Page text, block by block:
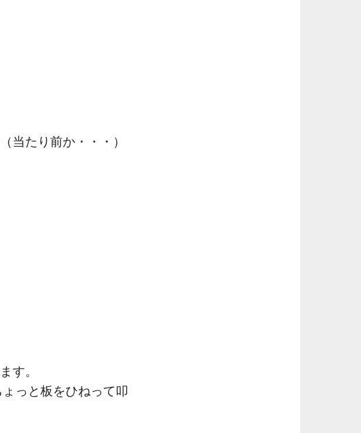
当たり前か・・・）
す。
っと板をひねって叩